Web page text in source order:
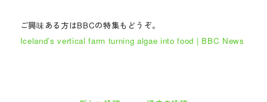
ご興味ある方はBBCの特集もどうぞ。
Iceland’s vertical farm turning algae into food | BBC News